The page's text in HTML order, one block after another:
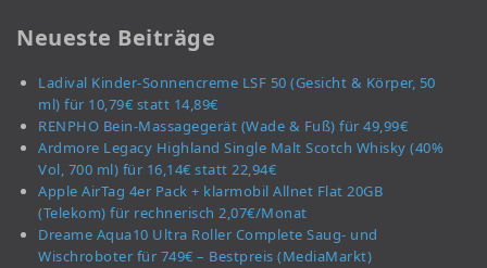
Neueste Beiträge
Ladival Kinder-Sonnencreme LSF 50 (Gesicht & Körper, 50
ml) für 10,79€ statt 14,89€
RENPHO Bein-Massagegerät (Wade & Fuß) für 49,99€
Ardmore Legacy Highland Single Malt Scotch Whisky (40%
Vol, 700 ml) für 16,14€ statt 22,94€
Apple AirTag 4er Pack + klarmobil Allnet Flat 20GB
(Telekom) für rechnerisch 2,07€/Monat
Dreame Aqua10 Ultra Roller Complete Saug- und
Wischroboter für 749€ – Bestpreis (MediaMarkt)